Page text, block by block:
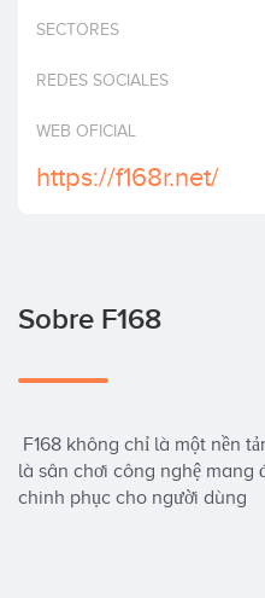
Invertir
SECTORES
REDES SOCIALES
WEB OFICIAL
https://f168r.net/
Sobre F168
là sân chơi công nghệ mang
chinh phục cho người dùng